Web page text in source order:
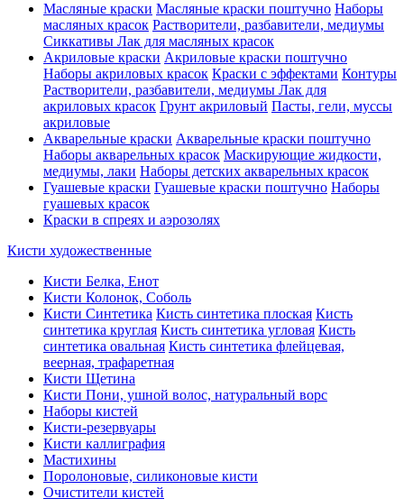
Масляные краски Масляные краски поштучно Наборы
масляных красок Растворители, разбавители, медиумы
Сиккативы Лак для масляных красок
Акриловые краски Акриловые краски поштучно
Наборы акриловых красок Краски с эффектами Контуры
Растворители, разбавители, медиумы Лак для
акриловых красок Грунт акриловый Пасты, гели, муссы
акриловые
Акварельные краски Акварельные краски поштучно
Наборы акварельных красок Маскирующие жидкости,
медиумы, лаки Наборы детских акварельных красок
Гуашевые краски Гуашевые краски поштучно Наборы
гуашевых красок
Краски в спреях и аэрозолях
Кисти художественные
Кисти Белка, Енот
Кисти Колонок, Соболь
Кисти Синтетика Кисть синтетика плоская Кисть
синтетика круглая Кисть синтетика угловая Кисть
синтетика овальная Кисть синтетика флейцевая,
веерная, трафаретная
Кисти Щетина
Кисти Пони, ушной волос, натуральный ворс
Наборы кистей
Кисти-резервуары
Кисти каллиграфия
Мастихины
Поролоновые, силиконовые кисти
Очистители кистей